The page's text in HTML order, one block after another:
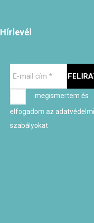
Hírlevél
mail
megismertem és
elfogadom az adatvédelmi
szabályokat